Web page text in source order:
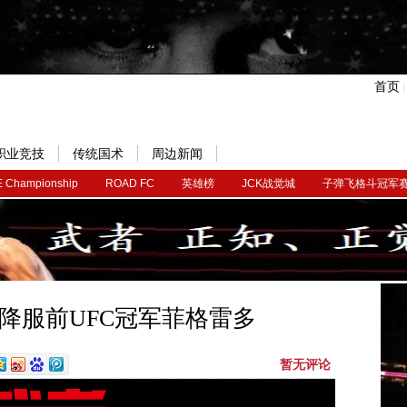
首页
Championship ROAD FC 英雄榜 JCK战觉城 子弹飞格斗冠军
业竞技 传统国术 周边新闻
服前UFC冠军菲格雷多
暂无评论